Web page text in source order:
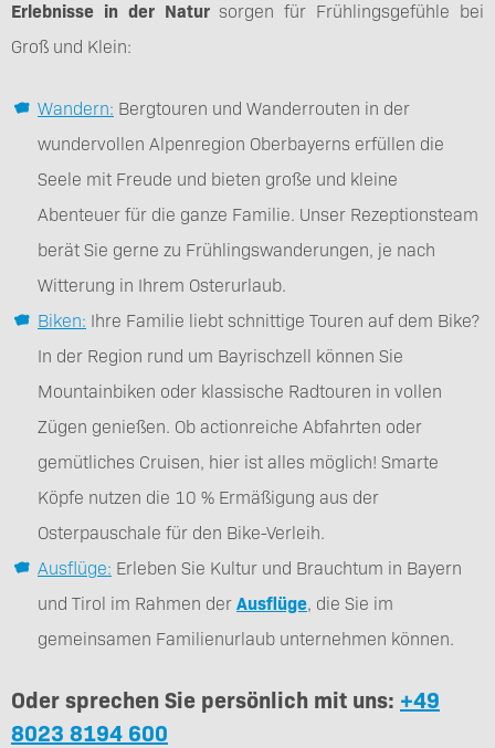
Erlebnisse in der Natursorgen für Frühlingsgefühle bei
Groß und Klein:
Wandern: Bergtouren und Wanderrouten in der
wundervollen Alpenregion Oberbayerns erfüllen die
Seele mit Freude und bieten große und kleine
Abenteuer für die ganze Familie. Unser Rezeptionsteam
berät Sie gerne zu Frühlingswanderungen, je nach
Witterung in Ihrem Osterurlaub.
Biken: Ihre Familie liebt schnittige Touren auf dem Bike?
In der Region rund um Bayrischzell können Sie
Mountainbiken oder klassische Radtouren in vollen
Zügen genießen. Ob actionreiche Abfahrten oder
gemütliches Cruisen, hier ist alles möglich! Smarte
Köpfe nutzen die 10 % Ermäßigung aus der
Osterpauschale für den Bike-Verleih.
Ausflüge: Erleben Sie Kultur und Brauchtum in Bayern
und Tirol im Rahmen derAusflüge, die Sie im
gemeinsamen Familienurlaub unternehmen können.
Oder sprechen Sie persönlich mit uns: +49
8023 8194 600